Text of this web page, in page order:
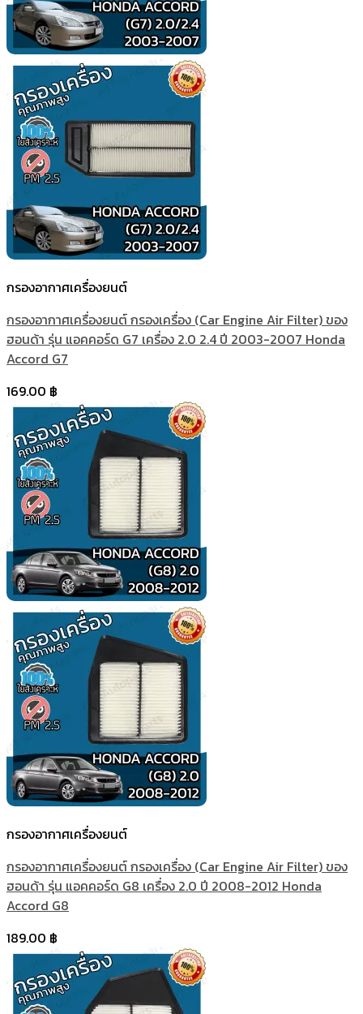
กรองอากาศเครื่องยนต์
กรองอากาศเครื่องยนต์ กรองเครื่อง (Car Engine Air Filter) ของ
ฮอนด้า รุ่น แอคคอร์ด G7 เครื่อง 2.0 2.4 ปี 2003-2007 Honda
Accord G7
169.00 ฿
กรองอากาศเครื่องยนต์
กรองอากาศเครื่องยนต์ กรองเครื่อง (Car Engine Air Filter) ของ
ฮอนด้า รุ่น แอคคอร์ด G8 เครื่อง 2.0 ปี 2008-2012 Honda
Accord G8
189.00 ฿